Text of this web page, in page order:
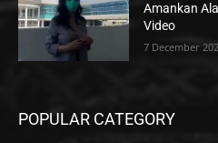
Amankan
Video
7 December
POPULAR CATEGORY